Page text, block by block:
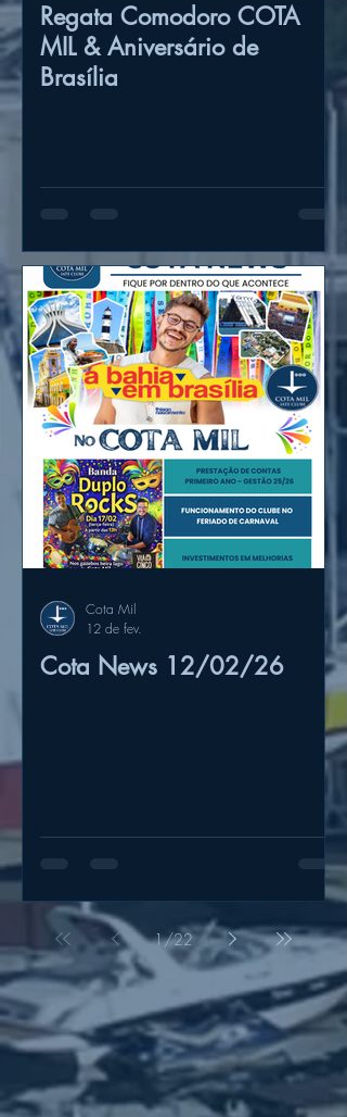
Regata Comodoro COTA
MIL & Aniversário de
Brasília
Cota News 12/02/26
Cota Mil
12 de fev.
1/22